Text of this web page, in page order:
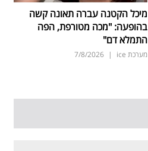
מיכל הקטנה עברה תאונה קשה
בהופעה: "מכה מטורפת, הפה
התמלא דם"
מערכת ice |
7/8/2026